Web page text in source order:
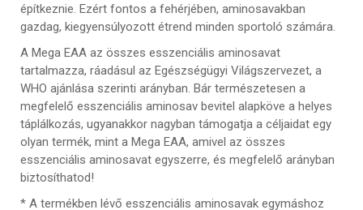
építkeznie. Ezért fontos a fehérjében, aminosavakban
gazdag, kiegyensúlyozott étrend minden sportoló számára.
A Mega EAA az összes esszenciális aminosavat
tartalmazza, ráadásul az Egészségügyi Világszervezet, a
WHO ajánlása szerinti arányban. Bár természetesen a
megfelelő esszenciális aminosav bevitel alapköve a helyes
táplálkozás, ugyanakkor nagyban támogatja a céljaidat egy
olyan termék, mint a Mega EAA, amivel az összes
esszenciális aminosavat egyszerre, és megfelelő arányban
biztosíthatod!
* A termékben lévő esszenciális aminosavak egymáshoz